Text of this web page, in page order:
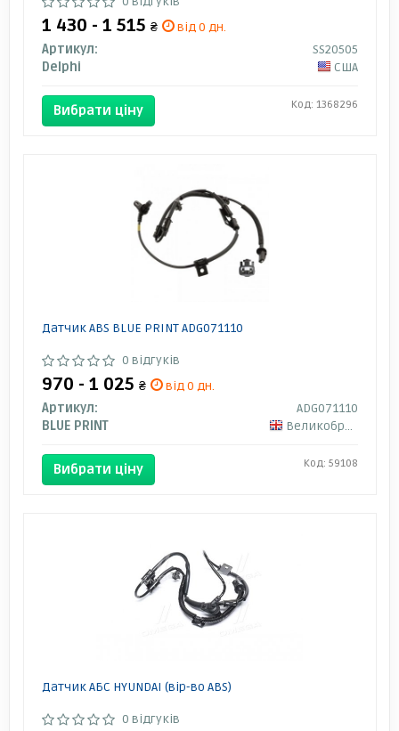
1 430 - 1 515 ₴
від 0 дн.
Артикул:
SS20505
Delphi
США
Вибрати ціну Код: 1368296
Датчик ABS BLUE PRINT ADG071110
0 відгуків
970 - 1 025 ₴
від 0 дн.
Артикул:
ADG071110
BLUE PRINT
Великобританія
Вибрати ціну Код: 59108
Датчик АБС HYUNDAI (вір-во ABS)
0 відгуків